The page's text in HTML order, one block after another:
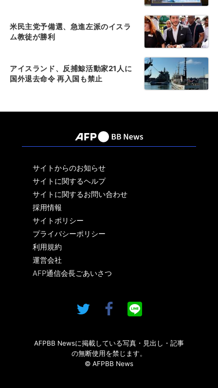
米民主党予備選、急進左派のイスラ
ム教徒が勝利
アイスランド、反捕鯨活動家21人に
国外退去命令 再入国も禁止
サイトからのお知らせ
サイトに関するヘルプ
サイトに関するお問い合わせ
採用情報
サイトポリシー
プライバシーポリシー
利用規約
運営会社
AFP通信会長ごあいさつ
AFPBB Newsに掲載している写真・見出し・記事
の無断使用を禁じます。
© AFPBB News